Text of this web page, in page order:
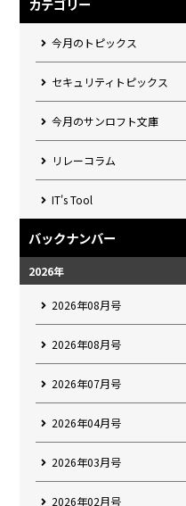
カテゴリー
今月のトピックス
セキュリティトピックス
今月のサンロフト文庫
リレーコラム
IT's Tool
バックナンバー
2026年
2026年08月号
2026年08月号
2026年07月号
2026年04月号
2026年03月号
2026年02月号